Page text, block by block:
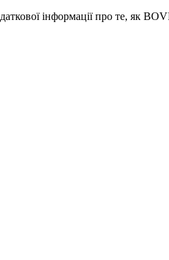
інформації про те, як